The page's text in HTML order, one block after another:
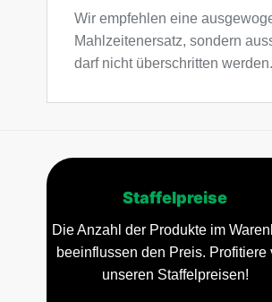
Wir empfehlen eine
Mahlzeitenersatz, sondern
darf nicht überschritten werden.
Staffelpreise
Die Anzahl der Produkte im
beeinflussen den Preis. Profitiere
unseren Staffelpreisen!